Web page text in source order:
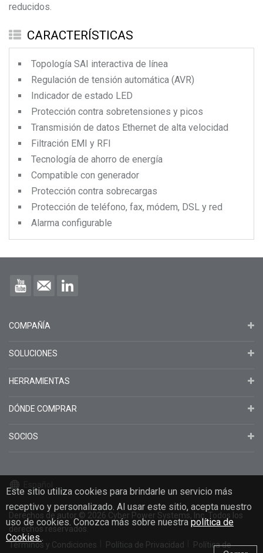
reducidos.
CARACTERÍSTICAS
Topología SAI interactiva de línea
Regulación de tensión automática (AVR)
Indicador de estado LED
Protección contra sobretensiones y picos
Transmisión de datos Ethernet de alta velocidad
Filtración EMI y RFI
Tecnología de ahorro de energía
Compatible con generador
Protección contra sobrecargas
Protección de teléfono, fax, módem, DSL y red
Alarma configurable
Este sitio utiliza cookies para brindarle un servicio más
receptivo y personalizado. Al usar este sitio, acepta nuestro
uso de cookies. Conozca más sobre nuestra política de
Cookies..
COMPAÑÍA
SOLUCIONES
HERRAMIENTAS
DÓNDE COMPRAR
SOCIOS
Derechos de autor © 2026 Cyber Power Systems, Inc. Todos los
derechos reservados.
Términos y Condiciones
Política de Privacidad
Política de